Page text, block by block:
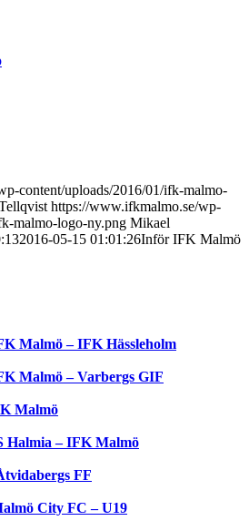
content/uploads/2016/01/ifk-malmo-
https://www.ifkmalmo.se/wp-
malmo-logo-ny.png Mikael
2016-05-15 01:01:26Inför IFK Malmö
Malmö – IFK Hässleholm
Malmö – Varbergs GIF
Malmö
Halmia – IFK Malmö
FF
City FC – U19